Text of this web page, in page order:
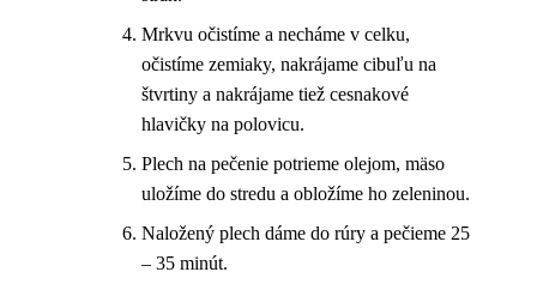
Mrkvu očistíme a necháme v celku,
očistíme zemiaky, nakrájame cibuľu na
štvrtiny a nakrájame tiež cesnakové
hlavičky na polovicu.
Plech na pečenie potrieme olejom, mäso
uložíme do stredu a obložíme ho zeleninou.
Naložený plech dáme do rúry a pečieme 25
– 35 minút.